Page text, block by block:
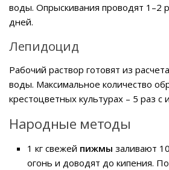
воды. Опрыскивания проводят 1–2
дней.
Лепидоцид
Рабочий раствор готовят из
воды. Максимальное количество
крестоцветных культурах – 5 раз с
Народные методы
1 кг свежей пижмы заливают
огонь и доводят до кипения.